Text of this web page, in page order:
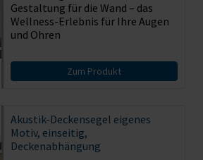
Gestaltung für die Wand – das
Wellness-Erlebnis für Ihre Augen
und Ohren
Zum Produkt
Akustik-Deckensegel eigenes
Motiv, einseitig,
Deckenabhängung